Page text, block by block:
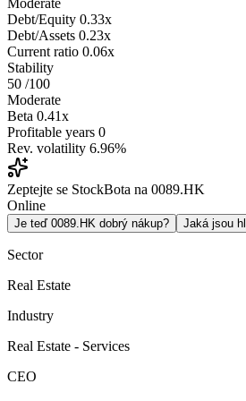
Moderate
Debt/Equity 0.33x
Debt/Assets 0.23x
Current ratio 0.06x
Stability
50 /100
Moderate
Beta 0.41x
Profitable years 0
Rev. volatility 6.96%
Zeptejte se StockBota na 0089.HK
Online
Je teď 0089.HK dobrý nákup? Jaká jsou
Sector
Real Estate
Industry
Real Estate - Services
CEO